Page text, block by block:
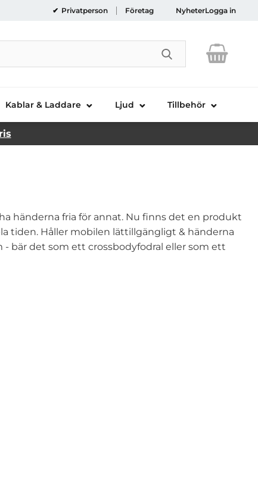
Privatperson Företag NyheterLogga in
Genomför
Kablar & Laddare Ljud Tillbehör
händerna fria för annat. Nu finns det en produkt
tiden. Håller mobilen lättillgängligt & händerna
bär det som ett crossbodyfodral eller som ett